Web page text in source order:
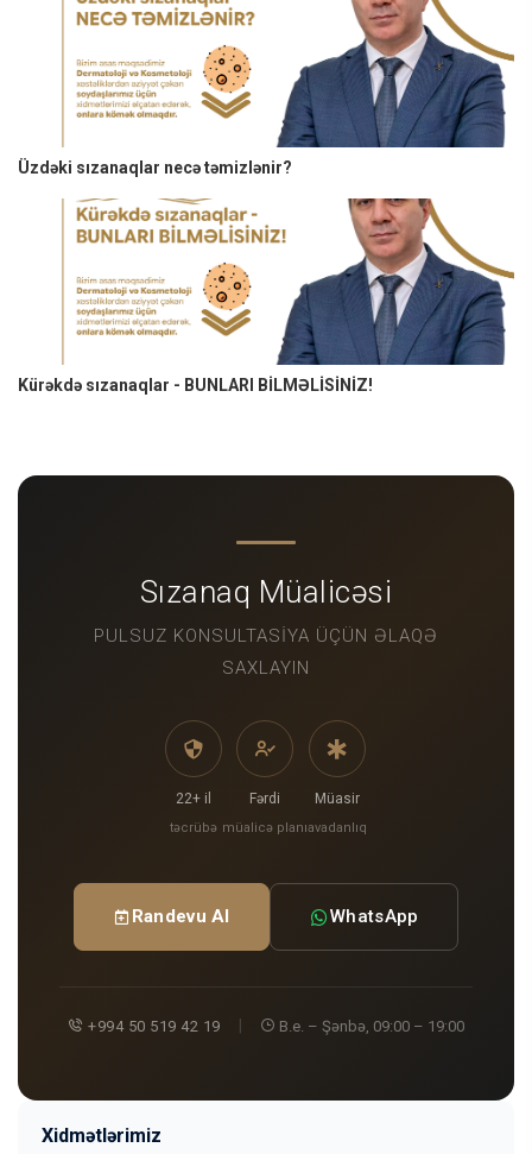
Üzdəki sızanaqlar necə təmizlənir?
Kürəkdə sızanaqlar - BUNLARI BİLMƏLİSİNİZ!
Sızanaq Müalicəsi
PULSUZ KONSULTASIYA ÜÇÜN ƏLAQƏ
SAXLAYIN
22+ il
təcrübə
Fərdi
müalicə planı
Müasir
avadanlıq
Randevu Al WhatsApp
+994 50 519 42 19 B.e. – Şənbə, 09:00 – 19:00
Xidmətlərimiz